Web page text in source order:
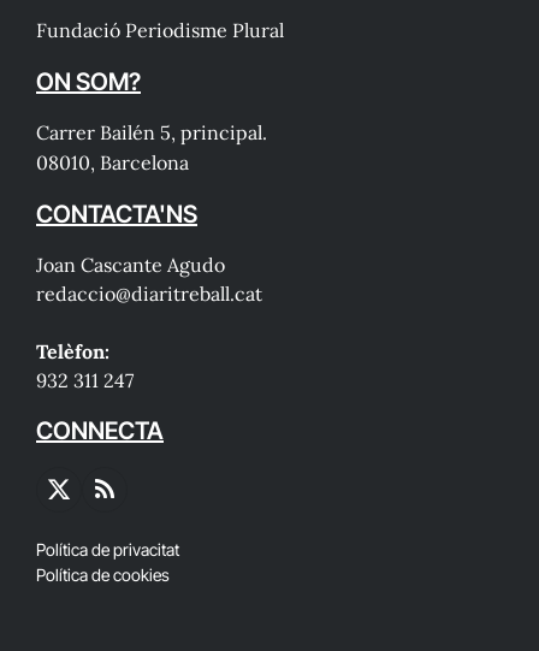
Fundació Periodisme Plural
ON SOM?
Carrer Bailén 5, principal.
08010, Barcelona
CONTACTA'NS
Joan Cascante Agudo
redaccio@diaritreball.cat
Telèfon:
932 311 247
CONNECTA
X
RSS
Política de privacitat
Política de cookies